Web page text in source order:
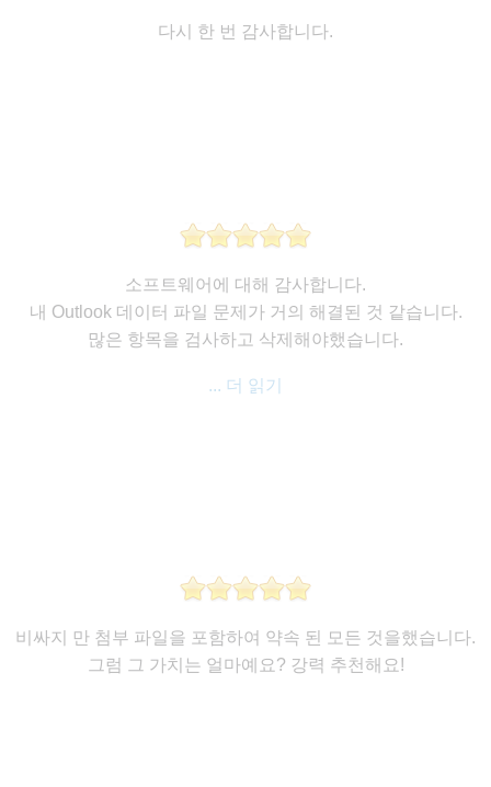
다시 한 번 감사합니다.
소프트웨어에 대해 감사합니다.
내 Outlook 데이터 파일 문제가 거의 해결된 것 같습니다.
많은 항목을 검사하고 삭제해야했습니다.
... 더 읽기
비싸지 만 첨부 파일을 포함하여 약속 된 모든 것을했습니다.
그럼 그 가치는 얼마예요? 강력 추천해요!